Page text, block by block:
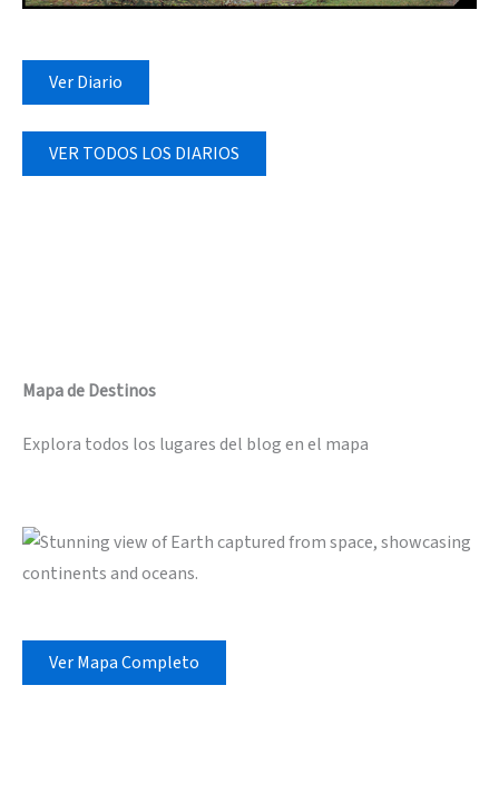
Ver Diario
VER TODOS LOS DIARIOS
Mapa de Destinos
Explora todos los lugares del blog en el mapa
Ver Mapa Completo